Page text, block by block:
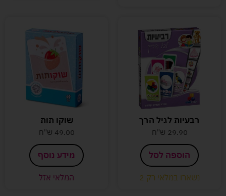
רבעיות לגיל הרך
29.90 ש"ח
הוספה לסל
נשארו במלאי רק 2
שוקו תות
49.00 ש"ח
מידע נוסף
המלאי אזל